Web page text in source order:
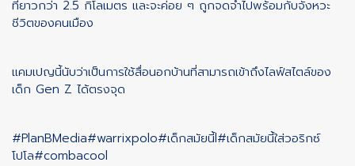
ที่ยาวกว่า 2.5 กิโลเมตร และจะค่อย ๆ ถูกจดจำไปพร้อมกับจังหวะ
ชีวิตของคนเมือง
แคมเปญนี้นับว่าเป็นการใช้สื่อนอกบ้านที่สามารถเข้าถึงไลฟ์สไตล์ของ
เด็ก Gen Z ได้ตรงจุด
#PlanBMedia#warrixpolo#เด็กสมัยนี้l#เด็กสมัยนี้ใส่วอริกซ์
โปโล#combacool